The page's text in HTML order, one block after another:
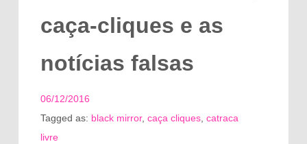
caça-cliques e as
notícias falsas
06/12/2016
Tagged as: black mirror, caça cliques, catraca
livre